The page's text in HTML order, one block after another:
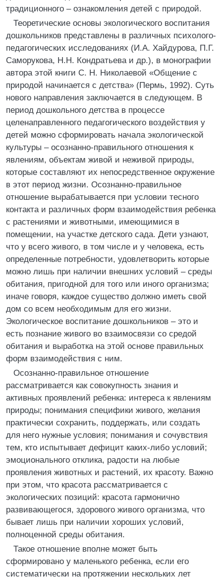
традиционного – ознакомления детей с природой.
Теоретические основы экологического воспитания
дошкольников представлены в различных психолого-
педагогических исследованиях (И.А. Хайдурова, П.Г.
Саморукова, H.H. Кондратьева и др.), в монографии
автора этой книги С. Н. Николаевой «Общение с
природой начинается с детства» (Пермь, 1992). Суть
нового направления заключается в следующем. В
период дошкольного детства в процессе
целенаправленного педагогического воздействия у
детей можно сформировать начала экологической
культуры – осознанно-правильного отношения к
явлениям, объектам живой и неживой природы,
которые составляют их непосредственное окружение
в этот период жизни. Осознанно-правильное
отношение вырабатывается при условии тесного
контакта и различных форм взаимодействия ребенка
с растениями и животными, имеющимися в
помещении, на участке детского сада. Дети узнают,
что у всего живого, в том числе и у человека, есть
определенные потребности, удовлетворить которые
можно лишь при наличии внешних условий – среды
обитания, пригодной для того или иного организма;
иначе говоря, каждое существо должно иметь свой
дом со всем необходимым для его жизни.
Экологическое воспитание дошкольников – это и
есть познание живого во взаимосвязи со средой
обитания и выработка на этой основе правильных
форм взаимодействия с ним.
Осознанно-правильное отношение
рассматривается как совокупность знания и
активных проявлений ребенка: интереса к явлениям
природы; понимания специфики живого, желания
практически сохранить, поддержать, или создать
для него нужные условия; понимания и сочувствия
тем, кто испытывает дефицит каких-либо условий;
эмоционального отклика, радости на любые
проявления животных и растений, их красоту. Важно
при этом, что красота рассматривается с
экологических позиций: красота гармонично
развивающегося, здорового живого организма, что
бывает лишь при наличии хороших условий,
полноценной среды обитания.
Такое отношение вполне может быть
сформировано у маленького ребенка, если его
систематически на протяжении нескольких лет